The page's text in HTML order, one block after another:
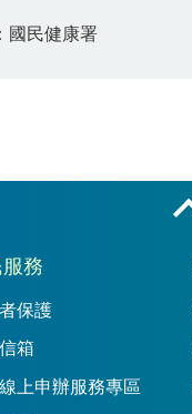
國民健康署
務
保護
箱
上申辦服務專區